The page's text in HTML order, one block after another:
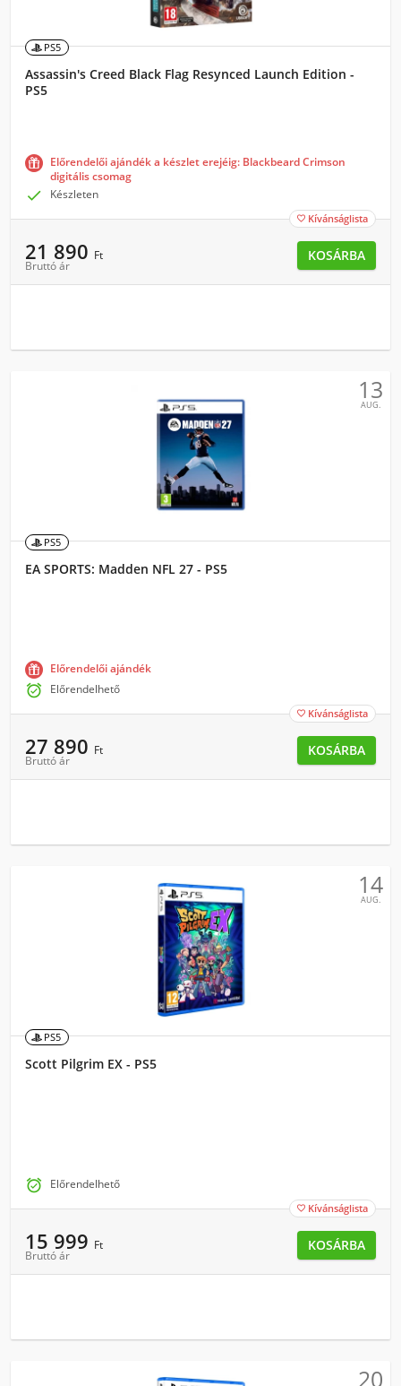
PS5
Assassin's Creed Black Flag Resynced Launch Edition -
PS5
Előrendelői ajándék a készlet erejéig: Blackbeard Crimson
digitális csomag
 Készleten
 Kívánságlista
21 890 Ft
Bruttó ár
KOSÁRBA
13
AUG.
PS5
EA SPORTS: Madden NFL 27 - PS5
Előrendelői ajándék
 Előrendelhető
 Kívánságlista
27 890 Ft
Bruttó ár
KOSÁRBA
14
AUG.
PS5
Scott Pilgrim EX - PS5
 Előrendelhető
 Kívánságlista
15 999 Ft
Bruttó ár
KOSÁRBA
20